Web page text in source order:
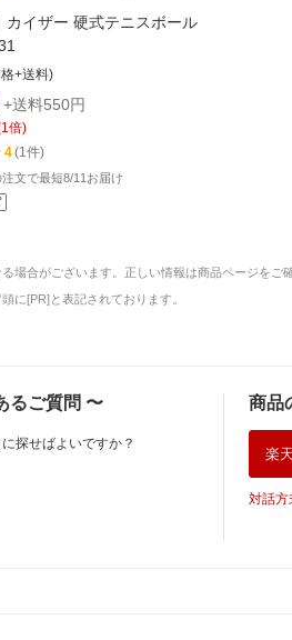
カイザー 硬式テニスボール
+送料)
+送料550円
1 倍)
4(1件)
文で最短8/11お届け
合がございます。正しい情報は商品ページをご
に[PR]と表記されております。
るご質問 〜
探せばよいですか？
商品
楽
対話方